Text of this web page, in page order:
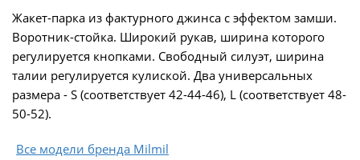
Жакет-парка из фактурного джинса с эффектом замши.
Воротник-стойка. Широкий рукав, ширина которого
регулируется кнопками. Свободный силуэт, ширина
талии регулируется кулиской. Два универсальных
размера - S (соответствует 42-44-46), L (соответствует 48-
50-52).
Все модели бренда Milmil